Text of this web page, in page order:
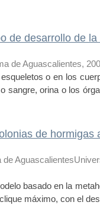
de desarrollo de
de Aguascalientes,
o en los
sangre, orina o los
de hormigas
de
basado en la
máximo, con el